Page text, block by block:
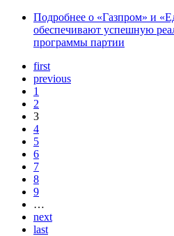
Подробнее о «Газпром» и
обеспечивают успешную
программы партии
first
previous
1
2
3
4
5
6
7
8
9
…
next
last